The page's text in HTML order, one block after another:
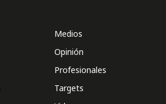
Medios
Opinión
Profesionales
Targets